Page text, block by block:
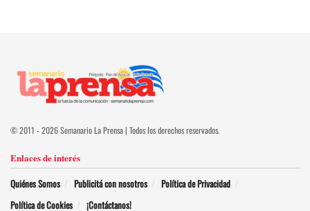
© 2011 - 2026 Semanario La Prensa | Todos los derechos reservados.
Enlaces de interés
Quiénes Somos Publicitá con nosotros
Política de Privacidad
Política de Cookies
¡Contáctanos!